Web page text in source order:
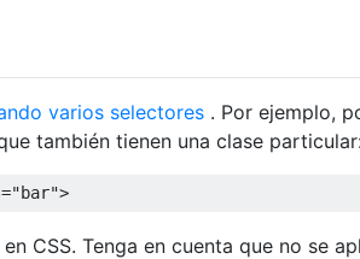
varios selectores . Por ejemplo,
también tienen una clase
CSS. Tenga en cuenta que no se